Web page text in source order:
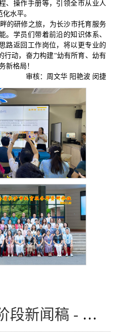
、操作手册等，引领全市从业人
水平。
的研修之旅，为长沙市托育服务
。学员们带着前沿的知识体系、
路返回工作岗位，将以更专业的
行动，奋力构建“幼有所育、幼有
新格局！
审核：周文华 阳艳波 闵捷
稿 - 学校官网.docx